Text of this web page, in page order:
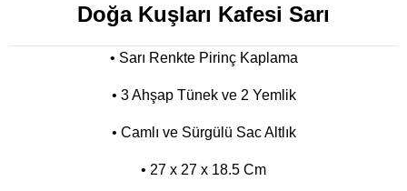
Doğa Kuşları Kafesi Sarı
• Sarı Renkte Pirinç Kaplama
• 3 Ahşap Tünek ve 2 Yemlik
• Camlı ve Sürgülü Sac Altlık
• 27 x 27 x 18.5 Cm